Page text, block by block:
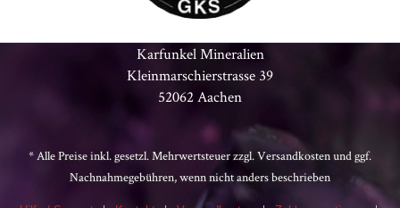
Karfunkel Mineralien
Kleinmarschierstrasse 39
52062 Aachen
* Alle Preise inkl. gesetzl. Mehrwertsteuer zzgl.Versandkostenund ggf.
Nachnahmegebühren, wenn nicht anders beschrieben